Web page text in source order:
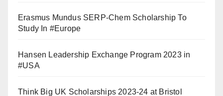
Erasmus Mundus SERP-Chem Scholarship To
Study In #Europe
Hansen Leadership Exchange Program 2023 in
#USA
Think Big UK Scholarships 2023-24 at Bristol